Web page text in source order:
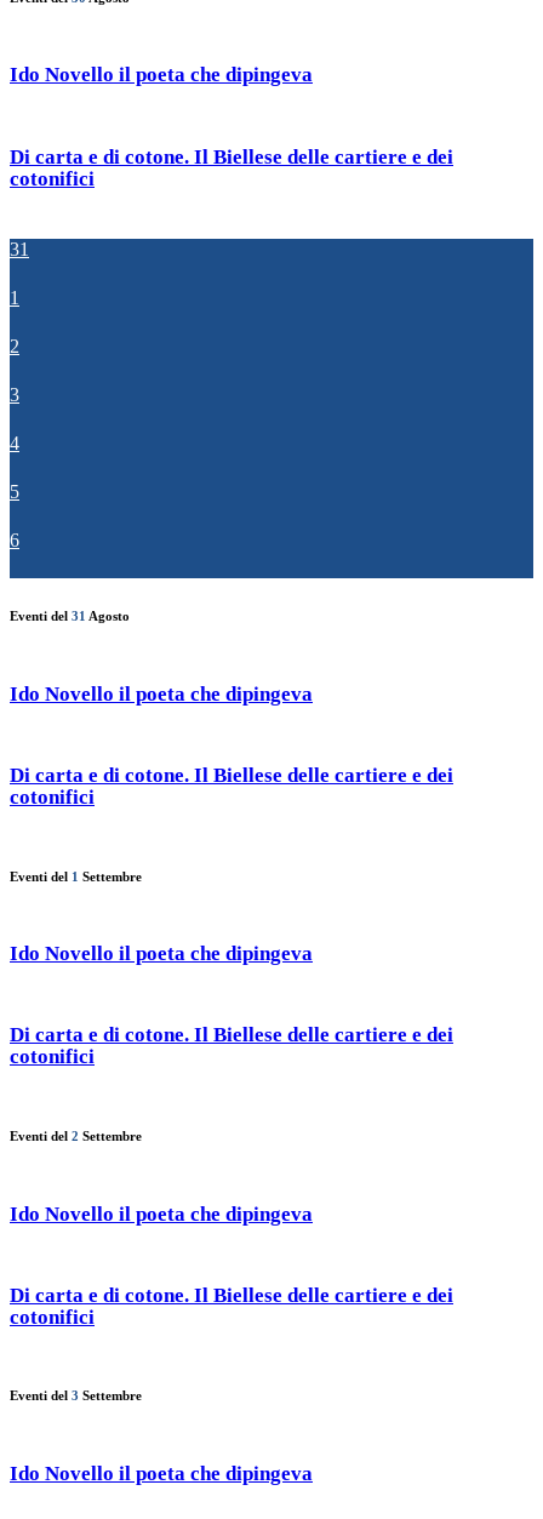
Ido Novello il poeta che dipingeva
Di carta e di cotone. Il Biellese delle cartiere e dei
cotonifici
31
1
2
3
4
5
6
Eventi del 31 Agosto
Ido Novello il poeta che dipingeva
Di carta e di cotone. Il Biellese delle cartiere e dei
cotonifici
Eventi del 1 Settembre
Ido Novello il poeta che dipingeva
Di carta e di cotone. Il Biellese delle cartiere e dei
cotonifici
Eventi del 2 Settembre
Ido Novello il poeta che dipingeva
Di carta e di cotone. Il Biellese delle cartiere e dei
cotonifici
Eventi del 3 Settembre
Ido Novello il poeta che dipingeva